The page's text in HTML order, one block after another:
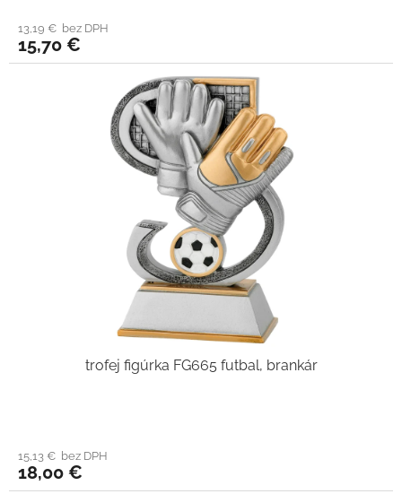
13,19 € bez DPH
15,70 €
trofej figúrka FG665 futbal, brankár
15,13 € bez DPH
18,00 €